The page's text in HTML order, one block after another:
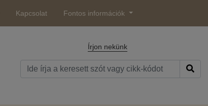
Kapcsolat Fontos információk
Írjon nekünk